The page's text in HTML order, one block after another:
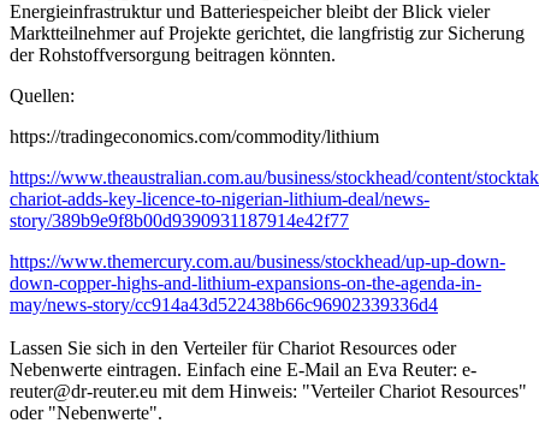
Energieinfrastruktur und Batteriespeicher bleibt der Blick vieler
Marktteilnehmer auf Projekte gerichtet, die langfristig zur Sicherung
der Rohstoffversorgung beitragen könnten.
Quellen:
https://tradingeconomics.com/commodity/lithium
https://www.theaustralian.com.au/business/stockhead/content/
chariot-adds-key-licence-to-nigerian-lithium-deal/news-
story/389b9e9f8b00d9390931187914e42f77
https://www.themercury.com.au/business/stockhead/up-up-down-
down-copper-highs-and-lithium-expansions-on-the-agenda-in-
may/news-story/cc914a43d522438b66c96902339336d4
Lassen Sie sich in den Verteiler für Chariot Resources oder
Nebenwerte eintragen. Einfach eine E-Mail an Eva Reuter: e-
reuter@dr-reuter.eu mit dem Hinweis: "Verteiler Chariot Resources"
oder "Nebenwerte".